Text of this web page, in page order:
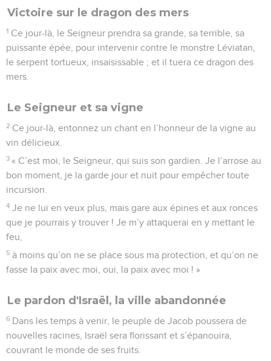
Victoire sur le dragon des mers
1 Ce jour-là, le Seigneur prendra sa grande, sa terrible, sa
puissante épée, pour intervenir contre le monstre Léviatan,
le serpent tortueux, insaisissable ; et il tuera ce dragon des
mers.
Le Seigneur et sa vigne
2 Ce jour-là, entonnez un chant en l’honneur de la vigne au
vin délicieux.
3 « C’est moi, le Seigneur, qui suis son gardien. Je l’arrose au
bon moment, je la garde jour et nuit pour empêcher toute
incursion.
4 Je ne lui en veux plus, mais gare aux épines et aux ronces
que je pourrais y trouver ! Je m’y attaquerai en y mettant le
feu,
5 à moins qu’on ne se place sous ma protection, et qu’on ne
fasse la paix avec moi, oui, la paix avec moi ! »
Le pardon d'Israël, la ville abandonnée
6 Dans les temps à venir, le peuple de Jacob poussera de
nouvelles racines, Israël sera florissant et s’épanouira,
couvrant le monde de ses fruits.